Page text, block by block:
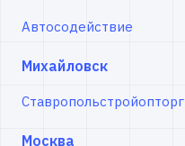
Автосодействие
Михайловск
Ставропольстройопторг
Москва